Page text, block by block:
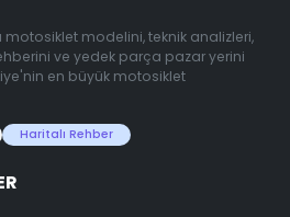
modelini, teknik analizleri,
ve yedek parça pazar yerini
en büyük motosiklet
Haritalı Rehber